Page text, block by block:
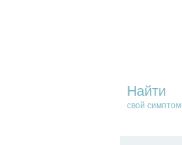
Найти
свой симптом